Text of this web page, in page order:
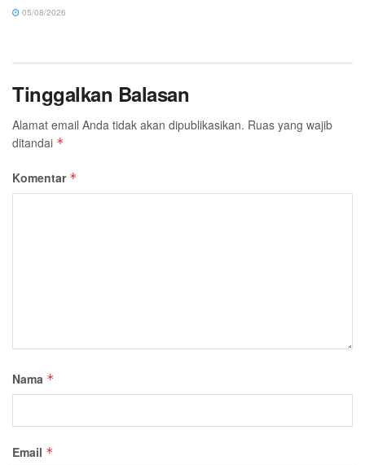
05/08/2026
Tinggalkan Balasan
Alamat email Anda tidak akan dipublikasikan. Ruas yang wajib
ditandai *
Komentar *
Nama *
Email *